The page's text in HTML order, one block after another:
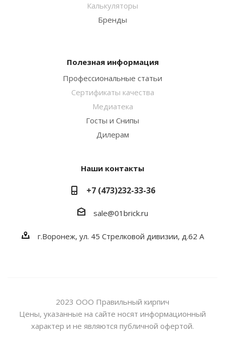
Калькуляторы
Бренды
Полезная информация
Профессиональные статьи
Сертификаты качества
Медиатека
Госты и Снипы
Дилерам
Наши контакты
+7 (473)232-33-36
sale@01brick.ru
г.Воронеж, ул. 45 Стрелковой дивизии, д.62 А
2023 ООО Правильный кирпич
Цены, указанные на сайте носят информационный
характер и не являются публичной офертой.